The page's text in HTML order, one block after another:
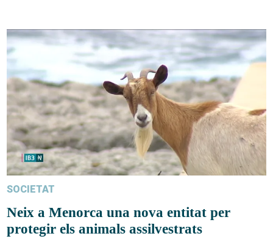
SOCIETAT
Neix a Menorca una nova entitat per
protegir els animals assilvestrats